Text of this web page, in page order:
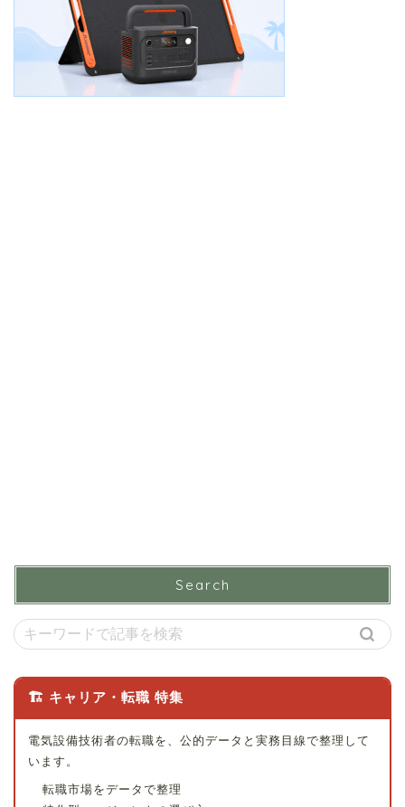
Search
🏗 キャリア・転職 特集
電気設備技術者の転職を、公的データと実務目線で整理して
います。
転職市場をデータで整理